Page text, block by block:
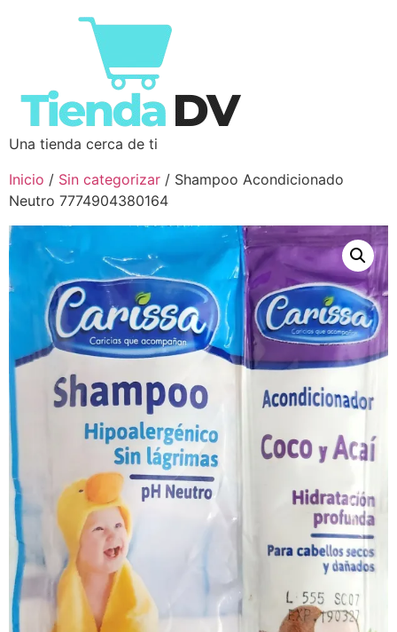
Una tienda cerca de ti
Inicio / Sin categorizar / Shampoo Acondicionado
Neutro 7774904380164